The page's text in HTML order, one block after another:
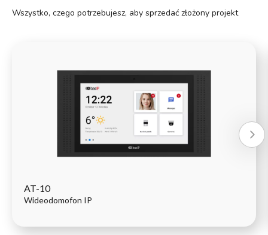
Wszystko, czego potrzebujesz, aby sprzedać złożony projekt
AT-10
Wideodomofon IP